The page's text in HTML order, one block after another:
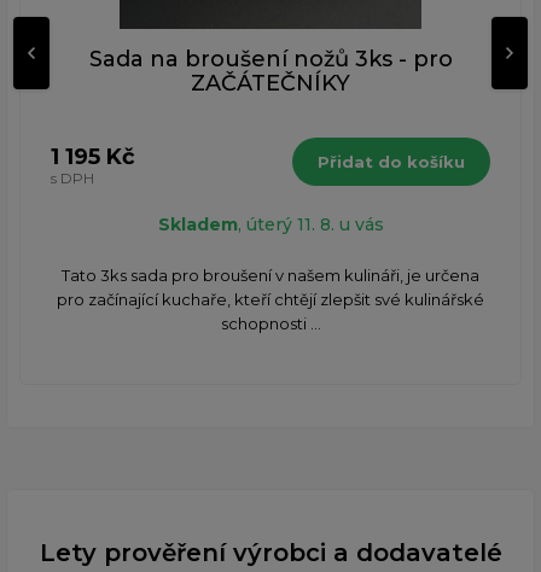
Sada na broušení nožů 3ks - pro
ZAČÁTEČNÍKY
1 195 Kč
s DPH
Přidat do košíku
Skladem, úterý 11. 8. u vás
​Tato 3ks sada pro broušení v našem kulináři, je určena
pro začínající kuchaře, kteří chtějí zlepšit své kulinářské
schopnosti ...
Lety prověření výrobci a dodavatelé